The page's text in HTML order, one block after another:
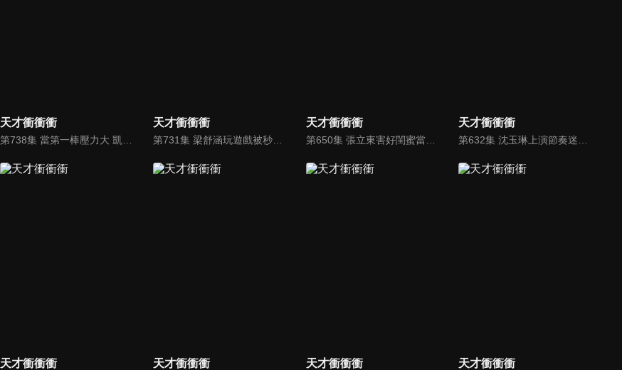
天才衝衝衝 天才衝衝衝
第731集 梁舒涵玩遊戲被秒殺了！
天才衝衝衝
第650集 張立東害好閨蜜當場撕破臉？！
天才衝衝衝
天才衝衝衝 天才衝衝衝 天才衝衝衝 天才衝衝衝